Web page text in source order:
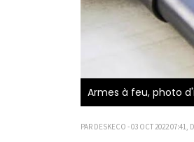
Armes à feu, photo
PAR DESKECO - 03 OCT 2022 07:41,